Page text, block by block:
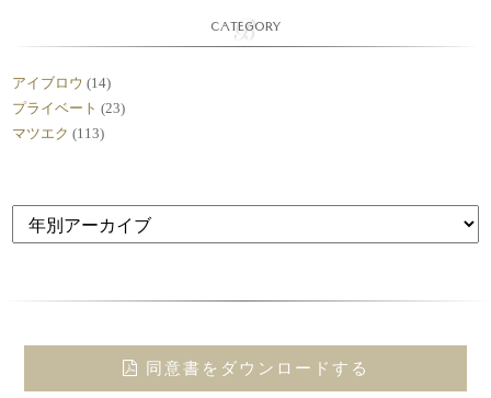
CATEGORY
アイブロウ (14)
プライベート (23)
マツエク (113)
同意書をダウンロードする